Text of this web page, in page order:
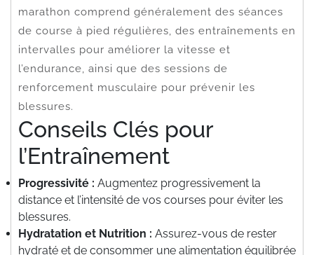
marathon comprend généralement des séances
de course à pied régulières, des entraînements en
intervalles pour améliorer la vitesse et
l’endurance, ainsi que des sessions de
renforcement musculaire pour prévenir les
blessures.
Conseils Clés pour
l’Entraînement
Progressivité : Augmentez progressivement la
distance et l’intensité de vos courses pour éviter les
blessures.
Hydratation et Nutrition : Assurez-vous de rester
hydraté et de consommer une alimentation équilibrée